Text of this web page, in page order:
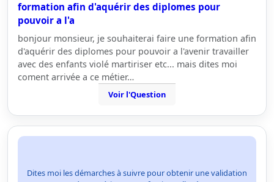
formation afin d'aquérir des diplomes pour
pouvoir a l'a
bonjour monsieur, je souhaiterai faire une formation afin
d'aquérir des diplomes pour pouvoir a l'avenir travailler
avec des enfants violé martiriser etc... mais dites moi
coment arrivée a ce métier…
Voir l'Question
Dites moi les démarches à suivre pour obtenir une validation